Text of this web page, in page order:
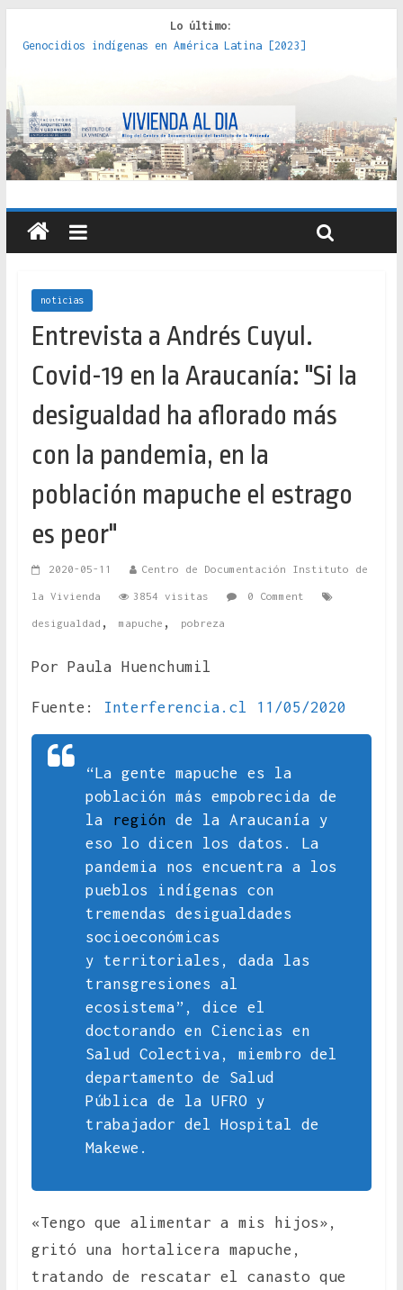
Lo último:
Genocidios indígenas en América Latina [2023]
políticas, prácticas y representaciones [2022]
crítica de las fronteras latinoamericanas [2020]
Criterios técnicos para una vivienda adecuada [2019]
Red de consultorios de la Caja del Seguro Obrero en
Santiago : un patrimonio emblemático [2014]
noticias
Entrevista a Andrés Cuyul.
Covid-19 en la Araucanía: "Si la
desigualdad ha aflorado más
con la pandemia, en la
población mapuche el estrago
es peor"
2020-05-11 Centro de Documentación Instituto de
la Vivienda 3854 visitas 0 Comment
desigualdad , mapuche , pobreza
Por Paula Huenchumil
Fuente: Interferencia.cl 11/05/2020
“La gente mapuche es la
población más empobrecida de
la
región de la Araucanía y
eso lo dicen los datos. La
pandemia nos encuentra a los
pueblos indígenas con
tremendas desigualdades
socioeconómicas
y territoriales, dada las
transgresiones al
ecosistema”, dice el
doctorando en Ciencias en
Salud Colectiva, miembro del
departamento de Salud
Pública de la UFRO y
trabajador del Hospital de
Makewe.
«Tengo que alimentar a mis hijos»,
gritó una hortalicera mapuche,
tratando de rescatar el canasto que